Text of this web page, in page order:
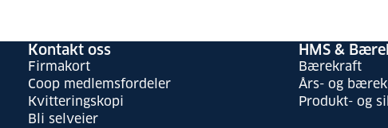
Kontakt oss
Firmakort
Coop medlemsfordeler
Kvitteringskopi
Bli selveier
HMS &
Bærekraft
Års- og
Produkt- og